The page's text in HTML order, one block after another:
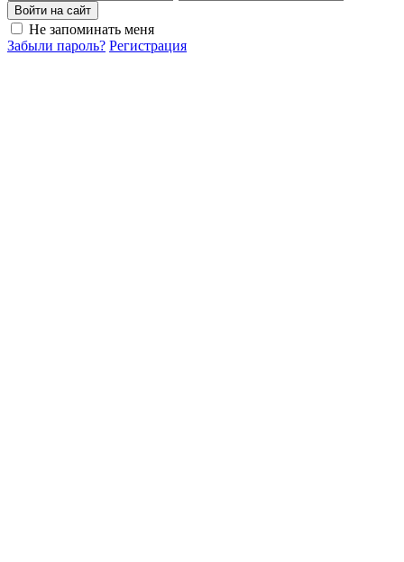
Войти на сайт
Не запоминать меня
Забыли пароль? Регистрация